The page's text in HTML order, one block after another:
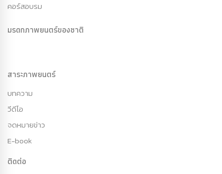
คอร์สอบรม
มรดกภาพยนตร์ของชาติ
สาระภาพยนตร์
บทความ
วีดีโอ
จดหมายข่าว
E-book
ติดต่อ